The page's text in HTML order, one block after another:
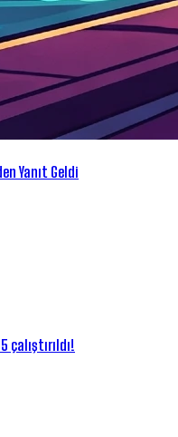
Yanıt Geldi
çalıştırıldı!